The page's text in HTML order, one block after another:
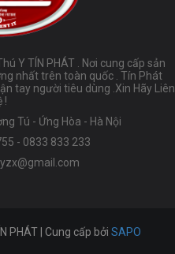
Y TÍN PHÁT . Nơi cung cấp sản
nhất trên toàn quốc . Tín Phát
tay người tiêu dùng .Xin Hãy Liên
!
Tú - Ứng Hòa - Hà Nội
- 0833 833 233
PHÁT | Cung cấp bởi SAPO